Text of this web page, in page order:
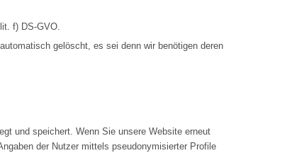
f) DS-GVO.
gelöscht, es sei denn wir benötigen deren
und speichert. Wenn Sie unsere Website erneut
der Nutzer mittels pseudonymisierter Profile